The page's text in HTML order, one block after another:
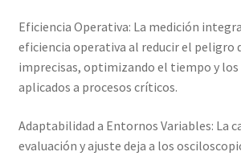
Eficiencia Operativa: La medición
eficiencia operativa al reducir el peligro
imprecisas, optimizando el tiempo y
aplicados a procesos críticos.
Adaptabilidad a Entornos Variables: La
evaluación y ajuste deja a los